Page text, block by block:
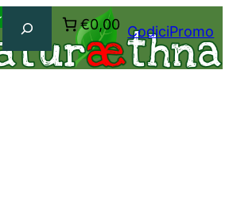
Cerca €0,00 CodiciPromo